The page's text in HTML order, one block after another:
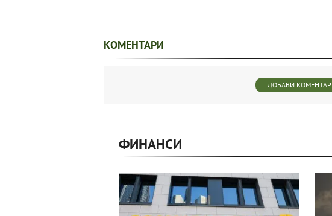
КОМЕНТАРИ
ДОБАВИ КОМЕНТАР
ФИНАНСИ